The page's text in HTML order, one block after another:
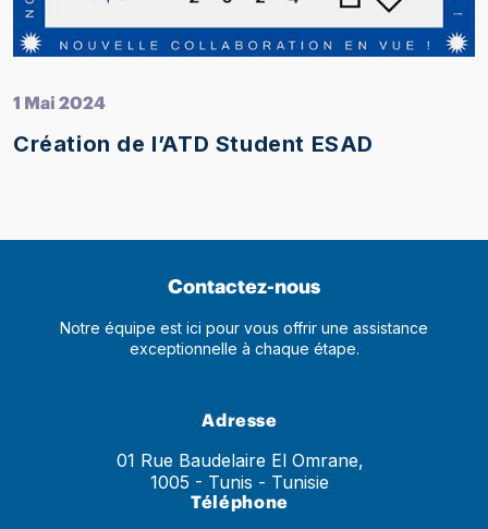
1 Mai 2024
Création de l’ATD Student ESAD
Contactez-nous
Notre équipe est ici pour vous offrir une assistance
exceptionnelle à chaque étape.
Adresse
01 Rue Baudelaire El Omrane,
1005 - Tunis - Tunisie
Téléphone